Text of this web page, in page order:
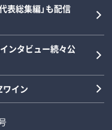
表総集編」も配信
インタビュー続々公
ワイン